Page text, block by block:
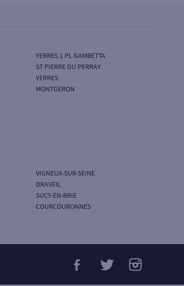
YERRES 1 PL GAMBETTA
ST PIERRE DU PERRAY
YERRES
MONTGERON
VIGNEUX-SUR-SEINE
DRAVEIL
SUCY-EN-BRIE
COURCOURONNES